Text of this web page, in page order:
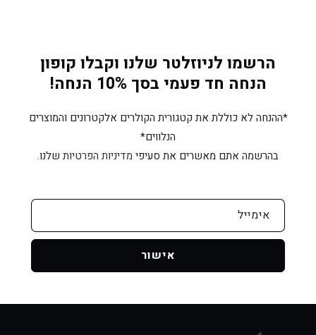
הרשמו לניוזלטר שלנו וקבלו קופון
הנחה חד פעמי בסך 10% הנחה!
*ההנחה לא כוללת את קטגורית הקולרים אלקטרונים והמוצרים
הנלווים*
בהרשמה אתם מאשרים את סעיפי מדיניות הפרטיות שלנו.
אימייל
אישור